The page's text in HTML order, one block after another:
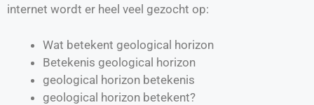
internet wordt er heel veel gezocht op:
Wat betekent geological horizon
Betekenis geological horizon
geological horizon betekenis
geological horizon betekent?